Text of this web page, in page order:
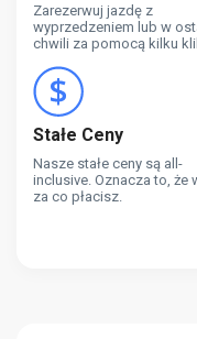
Zarezerwuj jazdę z
wyprzedzeniem lub w
chwili za pomocą kilku
Stałe Ceny
Nasze stałe ceny są all-
inclusive. Oznacza to, że
za co płacisz.